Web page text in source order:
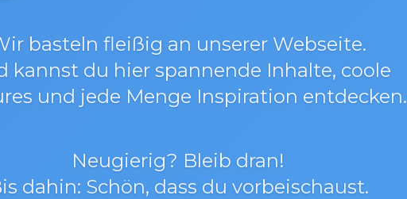
basteln fleißig an unserer Webseite.
kannst du hier spannende Inhalte, coole
und jede Menge Inspiration entdecken.
Neugierig? Bleib dran!
dahin: Schön, dass du vorbeischaust.